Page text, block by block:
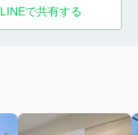
LINEで共有する